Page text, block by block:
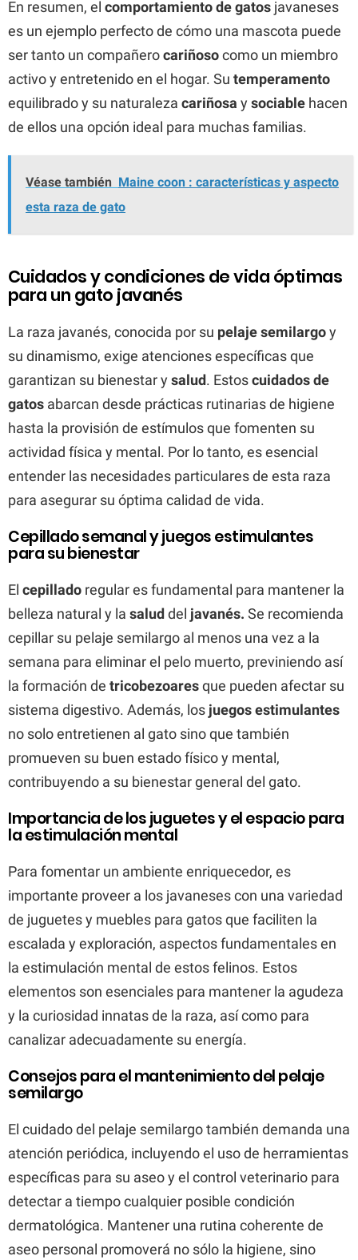
En resumen, el comportamiento de gatos javaneses
es un ejemplo perfecto de cómo una mascota puede
ser tanto un compañerocariñosocomo un miembro
activo y entretenido en el hogar. Su temperamento
equilibrado y su naturaleza cariñosa y sociable hacen
de ellos una opción ideal para muchas familias.
Véase también Maine coon : características y aspecto
esta raza de gato
Cuidados y condiciones de vida óptimas
para un gato javanés
La raza javanés, conocida por su pelaje semilargoy
su dinamismo, exige atenciones específicas que
garantizan su bienestar y salud. Estoscuidados de
gatos abarcan desde prácticas rutinarias de higiene
hasta la provisión de estímulos que fomenten su
actividad física y mental. Por lo tanto, es esencial
entender las necesidades particulares de esta raza
para asegurar su óptima calidad de vida.
Cepillado semanal y juegos estimulantes
para su bienestar
El cepillado regular es fundamental para mantener la
belleza natural y la salud del javanés. Se recomienda
cepillar su pelaje semilargo al menos una vez a la
semana para eliminar el pelo muerto, previniendo así
la formación de tricobezoaresque pueden afectar su
sistema digestivo. Además, los juegos estimulantes
no solo entretienen al gato sino que también
promueven su buen estado físico y mental,
contribuyendo a su bienestar general del gato.
Importancia de los juguetes y el espacio para
la estimulación mental
Para fomentar un ambiente enriquecedor, es
importante proveer a los javaneses con una variedad
de juguetes y muebles para gatos que faciliten la
escalada y exploración, aspectos fundamentales en
la estimulación mental de estos felinos. Estos
elementos son esenciales para mantener la agudeza
y la curiosidad innatas de la raza, así como para
canalizar adecuadamente su energía.
Consejos para el mantenimiento del pelaje
semilargo
El cuidado del pelaje semilargo también demanda una
atención periódica, incluyendo el uso de herramientas
específicas para su aseo y el control veterinario para
detectar a tiempo cualquier posible condición
dermatológica. Mantener una rutina coherente de
aseo personal promoverá no sólo la higiene, sino